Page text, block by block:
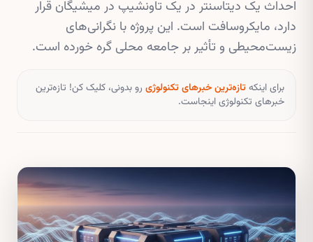
احداث یک دیتاسنتر در یک تاونشیپ در میشیگان قرار
دارد، مایکروسافت است. این پروژه با نگرانی‌های
زیست‌محیطی و تأثیر بر جامعه محلی گره خورده است.
برای اینکهتازه‌ترین خبرهای تکنولوژی رو بدونی، کلیک کن! تازه‌ترین
خبرهای تکنولوژی اینجاست.